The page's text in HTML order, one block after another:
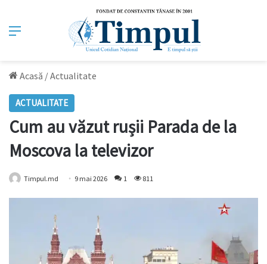
Meniu
Acasă /Actualitate
ACTUALITATE
Cum au văzut rușii Parada de la
Moscova la televizor
Timpul.md 9 mai 2026 1 811